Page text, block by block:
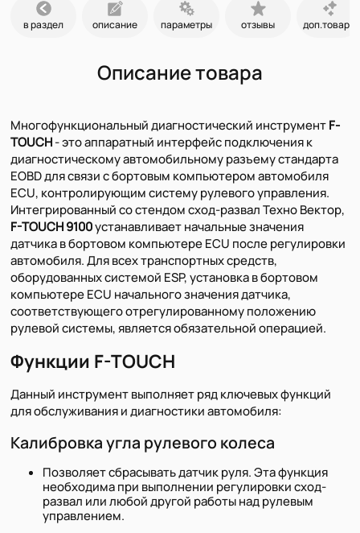
в раздел описание параметры отзывы доп.товары
Описание товара
Многофункциональный диагностический инструментF-
TOUCH- это аппаратный интерфейс подключения к
диагностическому автомобильному разъему стандарта
EOBD для связи с бортовым компьютером автомобиля
ECU, контролирующим систему рулевого управления.
Интегрированный со стендом сход-развал Техно Вектор,
F-TOUCH 9100устанавливает начальные значения
датчика в бортовом компьютере ECU после регулировки
автомобиля. Для всех транспортных средств,
оборудованных системой ESP, установка в бортовом
компьютере ECU начального значения датчика,
соответствующего отрегулированному положению
рулевой системы, является обязательной операцией.
Функции F-TOUCH
Данный инструмент выполняет ряд ключевых функций
для обслуживания и диагностики автомобиля:
Калибровка угла рулевого колеса
Позволяет сбрасывать датчик руля. Эта функция
необходима при выполнении регулировки сход-
развал или любой другой работы над рулевым
управлением.